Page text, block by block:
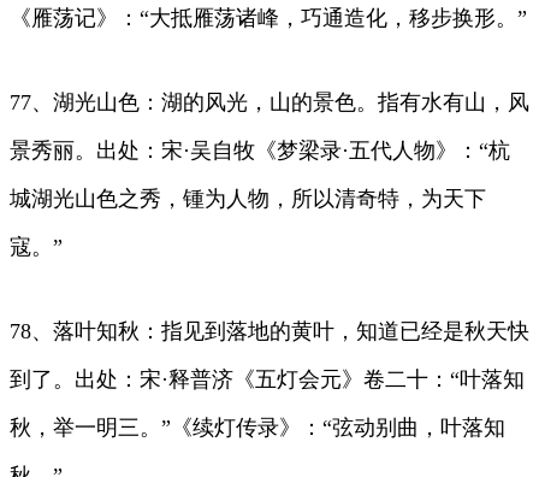
《雁荡记》：“大抵雁荡诸峰，巧通造化，移步换形。”
77、湖光山色：湖的风光，山的景色。指有水有山，风
景秀丽。出处：宋·吴自牧《梦梁录·五代人物》：“杭
城湖光山色之秀，锺为人物，所以清奇特，为天下
寇。”
78、落叶知秋：指见到落地的黄叶，知道已经是秋天快
到了。出处：宋·释普济《五灯会元》卷二十：“叶落知
秋，举一明三。”《续灯传录》：“弦动别曲，叶落知